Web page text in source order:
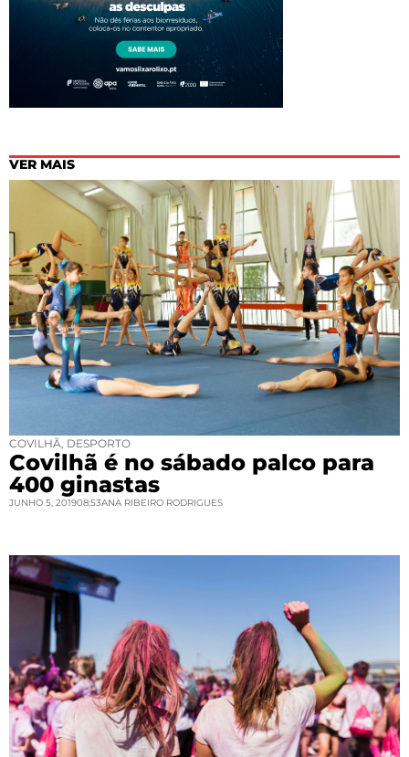
VER MAIS
COVILHÃ DESPORTO
Covilhã é no sábado palco para
400 ginastas
JUNHO 5, 201908:53ANA RIBEIRO RODRIGUES